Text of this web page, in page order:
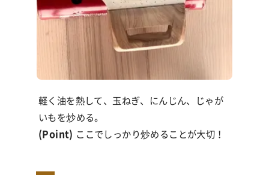
軽く油を熱して、玉ねぎ、にんじん、じゃが
いもを炒める。
(Point) ここでしっかり炒めることが大切！